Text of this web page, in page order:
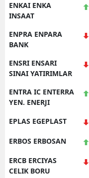
ENKAI ENKA
INSAAT
ENPRA ENPARA
BANK
ENSRI ENSARI
SINAI YATIRIMLAR
ENTRA IC ENTERRA
YEN. ENERJI
EPLAS EGEPLAST
ERBOS ERBOSAN
ERCB ERCIYAS
CELIK BORU